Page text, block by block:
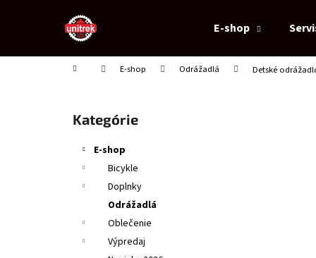
E-shop
Domov E-shop Odrážadlá Detské
Preskočiť
kategórie
Kategórie
E-shop
Bicykle
Doplnky
Odrážadlá
Oblečenie
Výpredaj
í
Späť
do
Späť
do